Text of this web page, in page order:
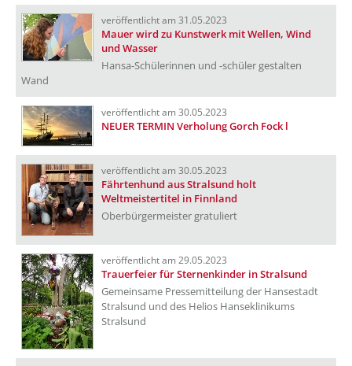
veröffentlicht am 31.05.2023
Mauer wird zu Kunstwerk mit Wellen, Wind
und Wasser
Hansa-Schülerinnen und -schüler gestalten
Wand
veröffentlicht am 30.05.2023
NEUER TERMIN Verholung Gorch Fock l
veröffentlicht am 30.05.2023
Fährtenhund aus Stralsund holt
Weltmeistertitel in Finnland
Oberbürgermeister gratuliert
veröffentlicht am 29.05.2023
Trauerfeier für Sternenkinder in Stralsund
Gemeinsame Pressemitteilung der Hansestadt
Stralsund und des Helios Hanseklinikums
Stralsund